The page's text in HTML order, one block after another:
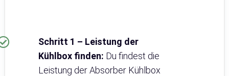
Schritt 1 – Leistung der
Kühlbox finden: Du findest die
Leistung der Absorber Kühlbox